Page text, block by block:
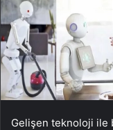
Gelişen teknoloji ile